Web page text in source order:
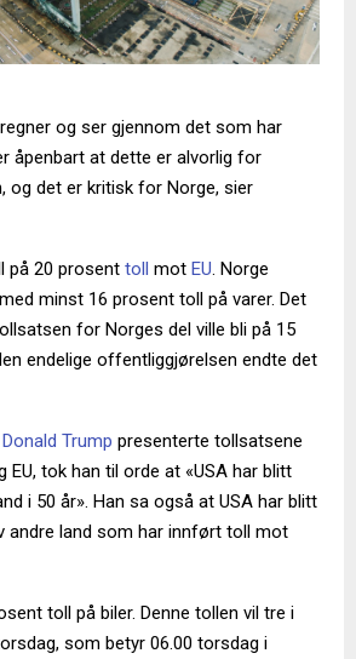
og ser gjennom det som har
åpenbart at dette er alvorlig for
og det er kritisk for Norge, sier
på 20 prosent toll mot EU. Norge
minst 16 prosent toll på varer. Det
for Norges del ville bli på 15
endelige offentliggjørelsen endte det
Donald Trump presenterte tollsatsene
EU, tok han til orde at «USA har blitt
i 50 år». Han sa også at USA har blitt
andre land som har innført toll mot
toll på biler. Denne tollen vil tre i
som betyr 06.00 torsdag i